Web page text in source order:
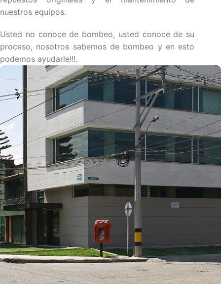
nuestros equipos.
Usted no conoce de bombeo, usted conoce de su
proceso, nosotros sabemos de bombeo y en esto
podemos ayudarle!!!.